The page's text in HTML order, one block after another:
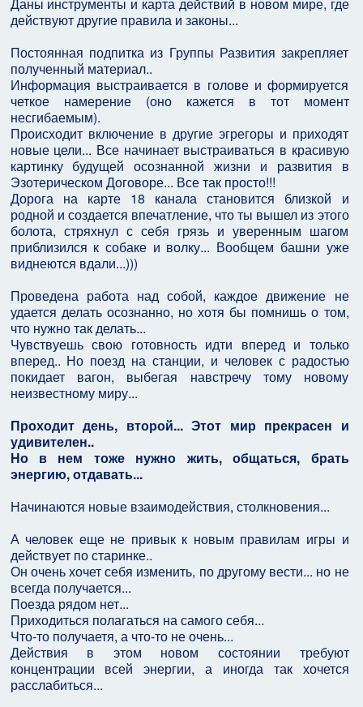
действуют другие правила и законы...
Постоянная подпитка из Группы Развития закрепляет
полученный материал..
Информация выстраивается в голове и формируется
четкое намерение (оно кажется в тот момент
несгибаемым).
Происходит включение в другие эгрегоры и приходят
новые цели... Все начинает выстраиваться в красивую
картинку будущей осознанной жизни и развития в
Эзотерическом Договоре... Все так просто!!!
Дорога на карте 18 канала становится близкой и
родной и создается впечатление, что ты вышел из этого
болота, стряхнул с себя грязь и уверенным шагом
приблизился к собаке и волку... Вообщем башни уже
виднеются вдали...)))
Проведена работа над собой, каждое движение не
удается делать осознанно, но хотя бы помнишь о том,
что нужно так делать...
Чувствуешь свою готовность идти вперед и только
вперед.. Но поезд на станции, и человек с радостью
покидает вагон, выбегая навстречу тому новому
неизвестному миру...
Проходит день, второй... Этот мир прекрасен и
удивителен..
Но в нем тоже нужно жить, общаться, брать
энергию, отдавать...
Начинаются новые взаимодействия, столкновения...
А человек еще не привык к новым правилам игры и
действует по старинке..
Он очень хочет себя изменить, по другому вести... но не
всегда получается...
Поезда рядом нет...
Приходиться полагаться на самого себя...
Что-то получаетя, а что-то не очень...
Действия в этом новом состоянии требуют
концентрации всей энергии, а иногда так хочется
расслабиться...